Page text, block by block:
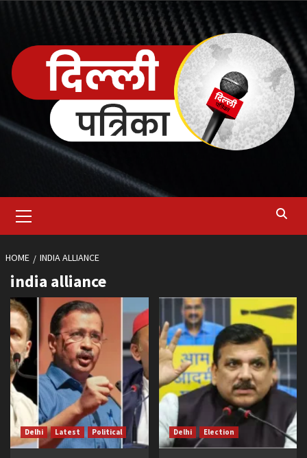
content
Menu
HOME INDIA ALLIANCE
india alliance
Delhi Latest Political Delhi Election